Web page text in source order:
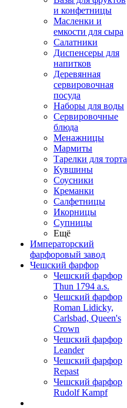
и конфетницы
Масленки и
емкости для сыра
Салатники
Диспенсеры для
напитков
Деревянная
сервировочная
посуда
Наборы для воды
Сервировочные
блюда
Менажницы
Мармиты
Тарелки для торта
Кувшины
Соусники
Креманки
Салфетницы
Икорницы
Супницы
Ещё
Императорский
фарфоровый завод
Чешский фарфор
Чешский фарфор
Thun 1794 a.s.
Чешский фарфор
Roman Lidicky,
Carlsbad, Queen's
Crown
Чешский фарфор
Leander
Чешский фарфор
Repast
Чешский фарфор
Rudolf Kampf